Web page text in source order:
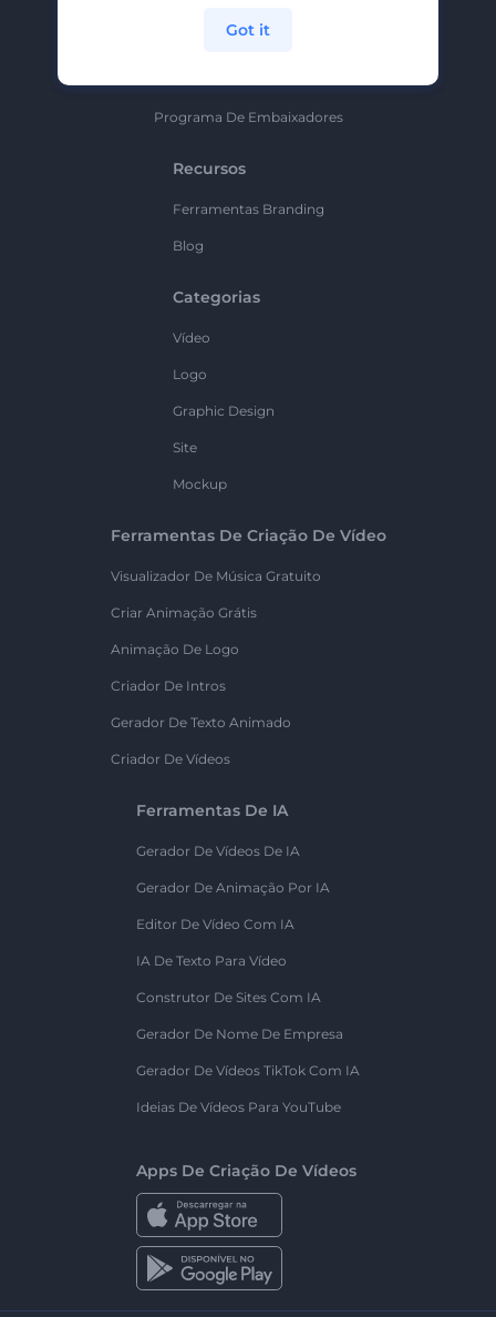
Programa De Embaixadores
Recursos
Ferramentas Branding
Blog
Categorias
Vídeo
Logo
Graphic Design
Site
Mockup
Ferramentas De Criação De Vídeo
Visualizador De Música Gratuito
Criar Animação Grátis
Animação De Logo
Criador De Intros
Gerador De Texto Animado
Criador De Vídeos
Ferramentas De IA
Gerador De Vídeos De IA
Gerador De Animação Por IA
Editor De Vídeo Com IA
IA De Texto Para Vídeo
Construtor De Sites Com IA
Gerador De Nome De Empresa
Gerador De Vídeos TikTok Com IA
Ideias De Vídeos Para YouTube
Apps De Criação De Vídeos
Got it